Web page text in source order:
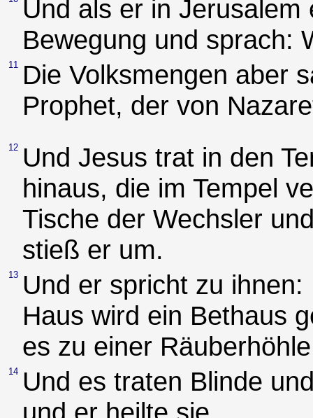
Und als er in
Bewegung und sprach:
11 Die Volksmengen aber
Prophet, der von
12 Und Jesus trat in den
hinaus, die im Tempel
Tische der Wechsler
stieß er um.
13 Und er spricht zu
Haus wird ein Bethaus
es zu einer
14 Und es traten Blinde